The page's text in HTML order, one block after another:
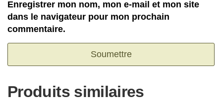
Enregistrer mon nom, mon e-mail et mon site
dans le navigateur pour mon prochain
commentaire.
Produits similaires